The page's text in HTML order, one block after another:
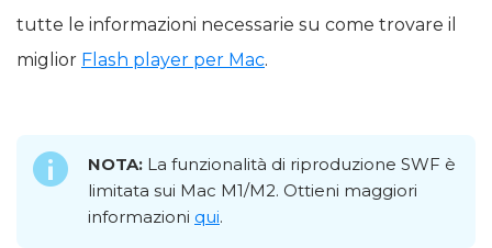
tutte le informazioni necessarie su come trovare il
miglior Flash player per Mac.
NOTA: La funzionalità di riproduzione SWF è
limitata sui Mac M1/M2. Ottieni maggiori
informazioni qui.